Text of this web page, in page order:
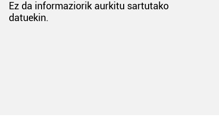
Ez da informaziorik aurkitu sartutako
datuekin.